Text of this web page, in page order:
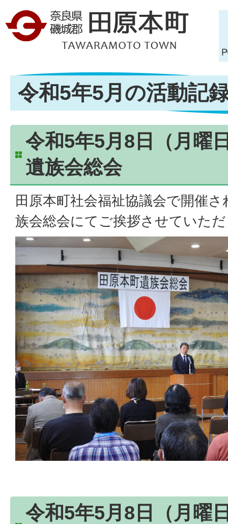
令和5年5月の活動記
令和5年5月8日（月曜
遺族会総会
田原本町社会福祉協議会で開催
族会総会にてご挨拶させていた
令和5年5月8日（月曜